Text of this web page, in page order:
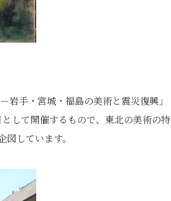
手・宮城・福島の美術と震災復興」
して開催するもので、東北の美術の特
しています。